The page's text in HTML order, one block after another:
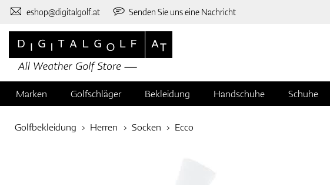
eshop@digitalgolf.at Senden Sie uns eine Nachricht
Marken Golfschläger Bekleidung Handschuhe Schuhe
Golfbekleidung Herren Socken Ecco